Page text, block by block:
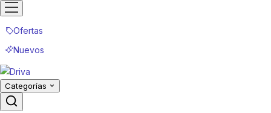
Ofertas
Nuevos
Categorías